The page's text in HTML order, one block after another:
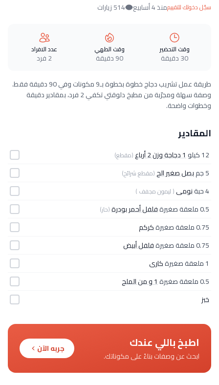
سجّل دخولك للتقييممنذ 4 أسابيع 514 زيارات
وقت التحضير
30 دقيقة
وقت الطهي
90 دقيقة
عدد الافراد
2 فرد
طريقة عمل تشريب دجاج خطوة بخطوة بـ9 مكونات وفي 90 دقيقة فقط.
وصفة سهلة ومجرّبة من مطبخ دلوقتي تكفي 2 فرد، بمقادير دقيقة
وخطوات واضحة.
المقادير
12 كيلو 1 دجاجة وزن 2 أرباع (مقطع)
5 جم بصل صغير الح(مقطع شرائح)
4 حبة نومى ( ليمون مجفف )
0.5 ملعقة صغيرة فلفل أحمر بودرة(حار)
0.75 ملعقة صغيرة
كركم
0.75 ملعقة صغيرة
فلفل أبيض
1 ملعقة صغيرة
كارى
0.5 ملعقة صغيرة
1 و من الملح
خبز
اطبخ باللي عندك
ابحث عن وصفات بناءً على مكوناتك.
جربه الآن